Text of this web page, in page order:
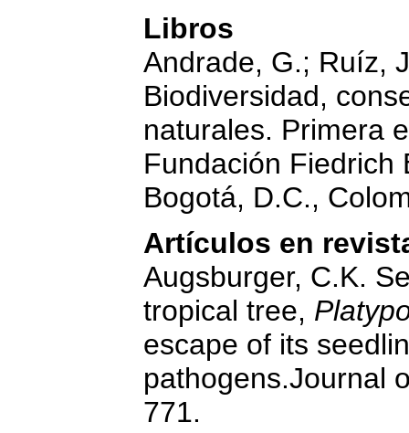
Libros
Andrade, G.; Ruíz,
Biodiversidad,
naturales. Primera
Fundación Fiedrich
Bogotá, D.C.,
Artículos en
Augsburger, C.K.
tropical tree,
escape of its
pathogens.Journal
771.